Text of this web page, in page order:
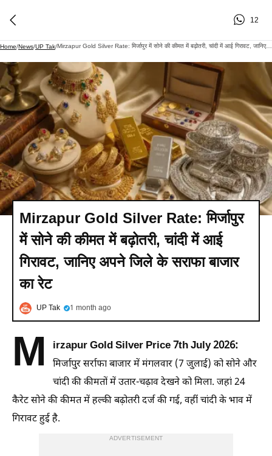
12
Home/News/UP Tak/ Mirzapur Gold Silver Rate: मिर्जापुर में सोने की कीमत में बढ़ोतरी, चांदी में आई गिरावट, जानिए अपने जिले के सराफा बाजार का रेट
Mirzapur Gold Silver Rate: मिर्जापुर
में सोने की कीमत में बढ़ोतरी, चांदी में आई
गिरावट, जानिए अपने जिले के सराफा बाजार
का रेट
UP Tak 1 month ago
M irzapur Gold Silver Price 7th July 2026:
मिर्जापुर सर्राफा बाजार में मंगलवार (7 जुलाई) को सोने और
चांदी की कीमतों में उतार-चढ़ाव देखने को मिला. जहां 24
कैरेट सोने की कीमत में हल्की बढ़ोतरी दर्ज की गई, वहीं चांदी के भाव में
गिरावट हुई है.
ADVERTISEMENT